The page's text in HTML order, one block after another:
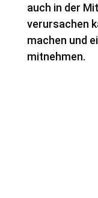
auch in der
verursachen
machen und
mitnehmen.